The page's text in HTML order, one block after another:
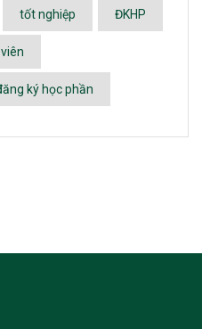
tốt nghiệp ĐKHP
ký học phần